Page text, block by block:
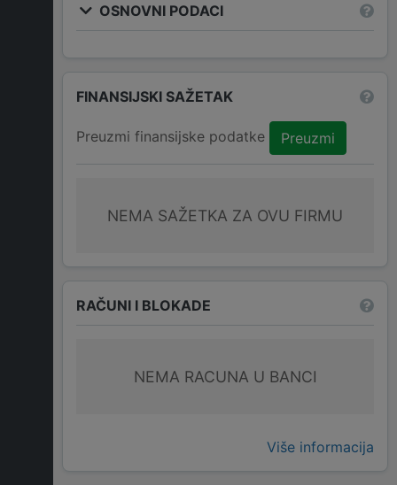
OSNOVNI PODACI
FINANSIJSKI SAŽETAK
Preuzmi finansijske podatke Preuzmi
NEMA SAŽETKA ZA OVU FIRMU
RAČUNI I BLOKADE
NEMA RACUNA U BANCI
Više informacija